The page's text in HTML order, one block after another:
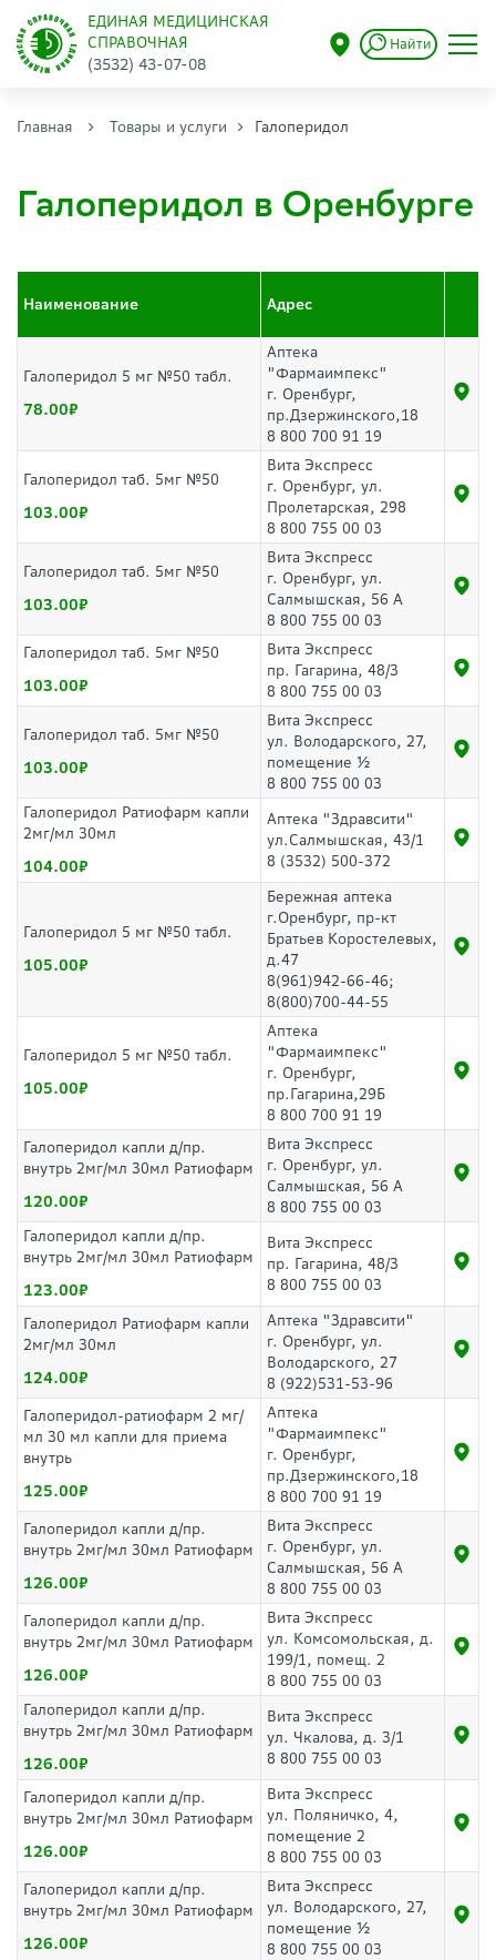
ЕДИНАЯ МЕДИЦИНСКАЯ
СПРАВОЧНАЯ
(3532) 43-07-08
Найти
Главная Товары и услуги Галоперидол
Галоперидол в Оренбурге
Наименование Адрес
Галоперидол 5 мг №50 табл.
78.00
Аптека
"Фармаимпекс"
г. Оренбург,
пр.Дзержинского,18
8 800 700 91 19
Галоперидол таб. 5мг №50
103.00
Вита Экспресс
г. Оренбург, ул.
Пролетарская, 298
8 800 755 00 03
Галоперидол таб. 5мг №50
103.00
Вита Экспресс
г. Оренбург, ул.
Салмышская, 56 А
8 800 755 00 03
Галоперидол таб. 5мг №50
103.00
Вита Экспресс
пр. Гагарина, 48/3
8 800 755 00 03
Галоперидол таб. 5мг №50
103.00
Вита Экспресс
ул. Володарского, 27,
помещение ½
8 800 755 00 03
Галоперидол Ратиофарм капли
2мг/мл 30мл
104.00
Аптека "Здравсити"
ул.Салмышская, 43/1
8 (3532) 500-372
Галоперидол 5 мг №50 табл.
105.00
Бережная аптека
г.Оренбург, пр-кт
Братьев Коростелевых,
д.47
8(961)942-66-46;
8(800)700-44-55
Галоперидол 5 мг №50 табл.
105.00
Аптека
"Фармаимпекс"
г. Оренбург,
пр.Гагарина,29Б
8 800 700 91 19
Галоперидол капли д/пр.
внутрь 2мг/мл 30мл Ратиофарм
120.00
Вита Экспресс
г. Оренбург, ул.
Салмышская, 56 А
8 800 755 00 03
Галоперидол капли д/пр.
внутрь 2мг/мл 30мл Ратиофарм
123.00
Вита Экспресс
пр. Гагарина, 48/3
8 800 755 00 03
Галоперидол Ратиофарм капли
2мг/мл 30мл
124.00
Аптека "Здравсити"
г. Оренбург, ул.
Володарского, 27
8 (922)531-53-96
Галоперидол-ратиофарм 2 мг/
мл 30 мл капли для приема
внутрь
125.00
Аптека
"Фармаимпекс"
г. Оренбург,
пр.Дзержинского,18
8 800 700 91 19
Галоперидол капли д/пр.
внутрь 2мг/мл 30мл Ратиофарм
126.00
Вита Экспресс
г. Оренбург, ул.
Салмышская, 56 А
8 800 755 00 03
Галоперидол капли д/пр.
внутрь 2мг/мл 30мл Ратиофарм
126.00
Вита Экспресс
ул. Комсомольская, д.
199/1, помещ. 2
8 800 755 00 03
Галоперидол капли д/пр.
внутрь 2мг/мл 30мл Ратиофарм
126.00
Вита Экспресс
ул. Чкалова, д. 3/1
8 800 755 00 03
Галоперидол капли д/пр.
внутрь 2мг/мл 30мл Ратиофарм
126.00
Вита Экспресс
ул. Поляничко, 4,
помещение 2
8 800 755 00 03
Галоперидол капли д/пр.
внутрь 2мг/мл 30мл Ратиофарм
126.00
Вита Экспресс
ул. Володарского, 27,
помещение ½
8 800 755 00 03